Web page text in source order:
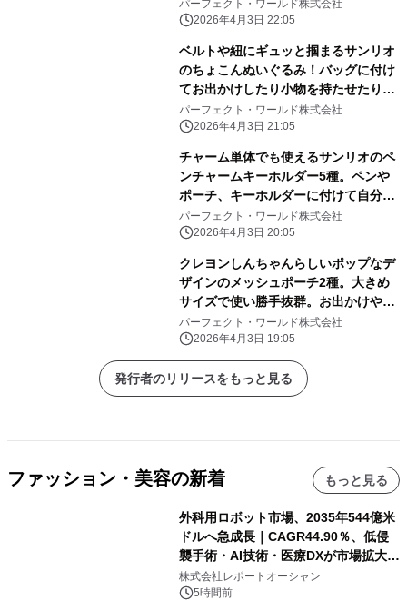
パーフェクト・ワールド株式会社
2026年4月3日 22:05
ベルトや紐にギュッと掴まるサンリオ
のちょこんぬいぐるみ！バッグに付け
てお出かけしたり小物を持たせたりと
自由に楽しめる！
パーフェクト・ワールド株式会社
2026年4月3日 21:05
チャーム単体でも使えるサンリオのペ
ンチャームキーホルダー5種。ペンや
ポーチ、キーホルダーに付けて自分だ
けのアレンジしよう
パーフェクト・ワールド株式会社
2026年4月3日 20:05
クレヨンしんちゃんらしいポップなデ
ザインのメッシュポーチ2種。大きめ
サイズで使い勝手抜群。お出かけや旅
行にぜひ！
パーフェクト・ワールド株式会社
2026年4月3日 19:05
発行者のリリースをもっと見る
ファッション・美容の新着 もっと見る
外科用ロボット市場、2035年544億米
ドルへ急成長｜CAGR44.90％、低侵
襲手術・AI技術・医療DXが市場拡大を
牽引
株式会社レポートオーシャン
5時間前